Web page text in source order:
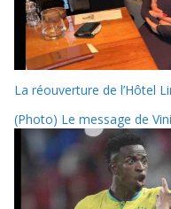
La réouverture de l’Hôtel
(Photo) Le message de